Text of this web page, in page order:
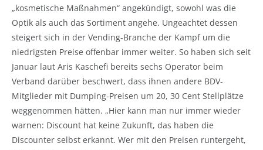
„kosmetische Maßnahmen“ angekündigt, sowohl was die
Optik als auch das Sortiment angehe. Ungeachtet dessen
steigert sich in der Vending-Branche der Kampf um die
niedrigsten Preise offenbar immer weiter. So haben sich seit
Januar laut Aris Kaschefi bereits sechs Operator beim
Verband darüber beschwert, dass ihnen andere BDV-
Mitglieder mit Dumping-Preisen um 20, 30 Cent Stellplätze
weggenommen hätten. „Hier kann man nur immer wieder
warnen: Discount hat keine Zukunft, das haben die
Discounter selbst erkannt. Wer mit den Preisen runtergeht,